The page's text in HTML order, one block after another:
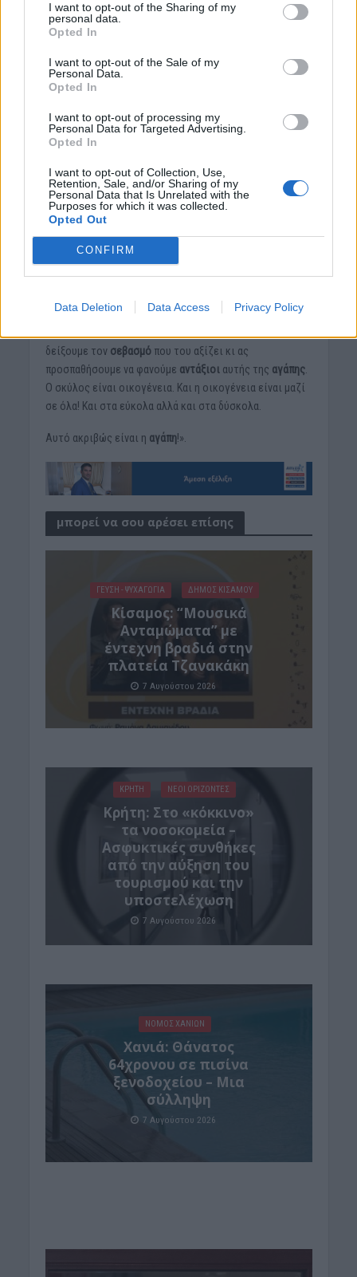
I want to opt-out of the Sharing of my
personal data.
Opted In
I want to opt-out of the Sale of my
Personal Data.
Opted In
I want to opt-out of processing my
Personal Data for Targeted Advertising.
Opted In
I want to opt-out of Collection, Use,
Retention, Sale, and/or Sharing of my
Personal Data that Is Unrelated with the
Purposes for which it was collected.
Opted Out
CONFIRM
Data Deletion Data Access Privacy Policy
Η φράση και των δύο, «αυτός δεν θα με άφηνε ποτέ»,
είναι μια μεγάλη αλήθεια. Όλοι γνωρίζουμε για την
ανεξάντλητηπίστηκαιαφοσίωσητου σκύλου. Που είναι
έτοιμος, πάντα, να
αν χρειαστεί. Που μας αγαπά χωρίς όρους, χωρίς
απαιτήσεις και ανταλλάγματα. Μας αγαπά γι’ αυτό
ελάχιστα που μπορεί να του προσφέρουμε.
δείξουμε τον σεβασμόπου του αξίζει κι ας
προσπαθήσουμε να φανούμε αντάξιοι αυτής της αγάπης.
Ο σκύλος είναι οικογένεια. Και η οικογένεια είναι μαζί
σε όλα! Και στα εύκολα αλλά και στα δύσκολα.
Αυτό ακριβώς είναι η αγάπη!».
μπορεί να σου αρέσει επίσης
ΓΕΎΣΗ - ΨΥΧΑΓΩΓΊΑ ΔΉΜΟΣ ΚΙΣΆΜΟΥ
Κίσαμος: “Μουσικά
Ανταμώματα” με
έντεχνη βραδιά στην
πλατεία Τζανακάκη
7 Αυγούστου 2026
ΚΡΗΤΗ ΝΕΟΙ ΟΡΙΖΟΝΤΕΣ
Κρήτη: Στο «κόκκινο»
τα νοσοκομεία –
Ασφυκτικές συνθήκες
από την αύξηση του
τουρισμού και την
υποστελέχωση
7 Αυγούστου 2026
ΝΟΜΌΣ ΧΑΝΊΩΝ
Χανιά: Θάνατος
64χρονου σε πισίνα
ξενοδοχείου – Μια
σύλληψη
7 Αυγούστου 2026